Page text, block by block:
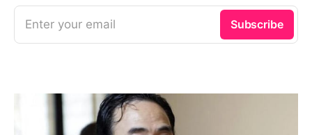
Enter your email Subscribe